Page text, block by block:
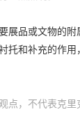
展品或文物的
托和补充的作
点，不代表克